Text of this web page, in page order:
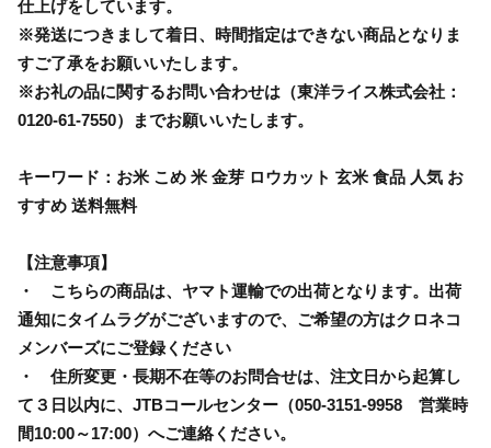
仕上げをしています。
※発送につきまして着日、時間指定はできない商品となりま
すご了承をお願いいたします。
※お礼の品に関するお問い合わせは（東洋ライス株式会社：
0120-61-7550）までお願いいたします。
キーワード：お米 こめ 米 金芽 ロウカット 玄米 食品 人気 お
すすめ 送料無料
【注意事項】
・ こちらの商品は、ヤマト運輸での出荷となります。出荷
通知にタイムラグがございますので、ご希望の方はクロネコ
メンバーズにご登録ください
・ 住所変更・長期不在等のお問合せは、注文日から起算し
て３日以内に、JTBコールセンター（050-3151-9958 営業時
間10:00～17:00）へご連絡ください。